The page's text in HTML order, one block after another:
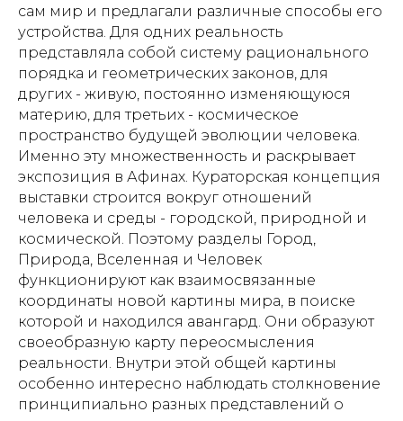
сам мир и предлагали различные способы его
устройства. Для одних реальность
представляла собой систему рационального
порядка и геометрических законов, для
других - живую, постоянно изменяющуюся
материю, для третьих - космическое
пространство будущей эволюции человека.
Именно эту множественность и раскрывает
экспозиция в Афинах. Кураторская концепция
выставки строится вокруг отношений
человека и среды - городской, природной и
космической. Поэтому разделы Город,
Природа, Вселенная и Человек
функционируют как взаимосвязанные
координаты новой картины мира, в поиске
которой и находился авангард. Они образуют
своеобразную карту переосмысления
реальности. Внутри этой общей картины
особенно интересно наблюдать столкновение
принципиально разных представлений о